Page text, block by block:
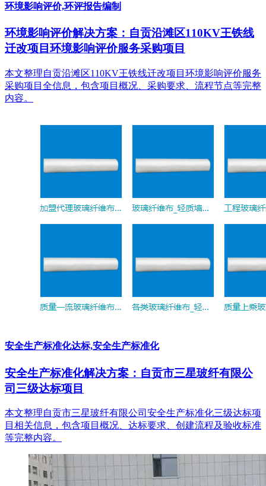
环境影响评价,环评报告编制
环境影响评价解决方案：自贡沿滩区110KV王铁线
迁改项目环境影响评价服务采购项目
本文整理自贡沿滩区110KV王铁线迁改项目环境影响评价服务
采购项目全信息，包含项目概况、采购要求、流程节点等完整
内容。
安全生产标准化达标,安全生产标准化
安全生产标准化解决方案：自贡市三星玻纤有限公
司三级达标项目
本文整理自贡市三星玻纤有限公司安全生产标准化三级达标项
目相关信息，包含项目概况、达标要求、创建流程及验收标准
等完整内容。